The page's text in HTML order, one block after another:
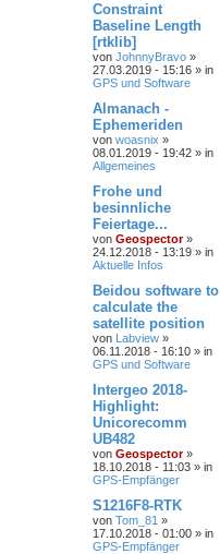
Constraint
Baseline Length
[rtklib]
von JohnnyBravo »
27.03.2019 - 15:16 » in
GPS und Software
Almanach -
Ephemeriden
von woasnix »
08.01.2019 - 19:42 » in
Allgemeines
Frohe und
besinnliche
Feiertage...
von Geospector»
24.12.2018 - 13:19 » in
Aktuelle Infos
Beidou software to
calculate the
satellite position
von Labview »
06.11.2018 - 16:10 » in
GPS und Software
Intergeo 2018-
Highlight:
Unicorecomm
UB482
von Geospector»
18.10.2018 - 11:03 » in
GPS-Empfänger
S1216F8‐RTK
von Tom_81 »
17.10.2018 - 01:00 » in
GPS-Empfänger